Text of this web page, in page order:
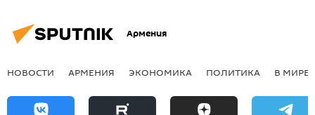
Армения
НОВОСТИ АРМЕНИЯ ЭКОНОМИКА ПОЛИТИКА В МИРЕ